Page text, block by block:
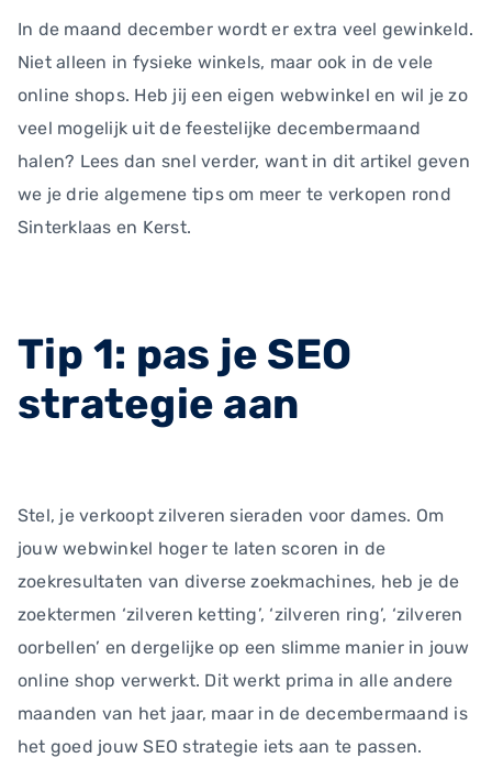
In de maand december wordt er extra veel gewinkeld.
Niet alleen in fysieke winkels, maar ook in de vele
online shops. Heb jij een eigen webwinkel en wil je zo
veel mogelijk uit de feestelijke decembermaand
halen? Lees dan snel verder, want in dit artikel geven
we je drie algemene tips om meer te verkopen rond
Sinterklaas en Kerst.
Tip 1: pas je SEO
strategie aan
Stel, je verkoopt zilveren sieraden voor dames. Om
jouw webwinkel hoger te laten scoren in de
zoekresultaten van diverse zoekmachines, heb je de
zoektermen ‘zilveren ketting’, ‘zilveren ring’, ‘zilveren
oorbellen’ en dergelijke op een slimme manier in jouw
online shop verwerkt. Dit werkt prima in alle andere
maanden van het jaar, maar in de decembermaand is
het goed jouw SEO strategie iets aan te passen.